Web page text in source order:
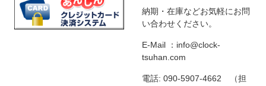
納期・在庫などお気軽にお問
い合わせください。
E-Mail ：info@clock-
tsuhan.com
電話: 090-5907-4662 （担